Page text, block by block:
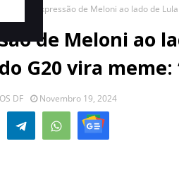
Expressão de Meloni ao lado de
de Meloni ao
G20 vira meme:
DF Novembro 19, 2024